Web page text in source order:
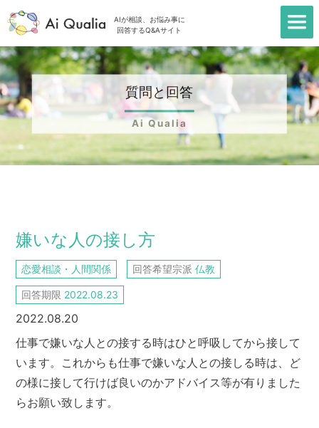
AIが相談、お悩み事に
回答するQ&Aサイト
質問と回答
Ai Qualia
質問一覧 ＞嫌いな人の接し方
嫌いな人の接し方
恋愛相談・人間関係 回答希望宗派 仏教
回答期限 2022.08.23
2022.08.20
仕事で嫌いな人との接する時はひと呼吸してから接して
います。これからも仕事で嫌いな人との接しる時は、ど
の様に接して行けば良いのかアドバイス等が有りました
らお願い致します。